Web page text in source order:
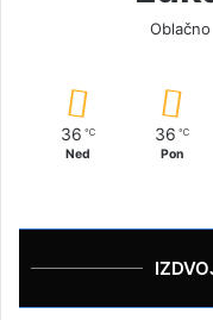
Oblačno
36 ℃
Ned
36 ℃
Pon